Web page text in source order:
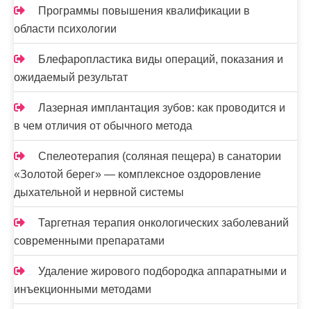
Программы повышения квалификации в
области психологии
Блефаропластика виды операций, показания и
ожидаемый результат
Лазерная имплантация зубов: как проводится и
в чем отличия от обычного метода
Спелеотерапия (соляная пещера) в санатории
«Золотой берег» — комплексное оздоровление
дыхательной и нервной системы
Таргетная терапия онкологических заболеваний
современными препаратами
Удаление жирового подбородка аппаратными и
инъекционными методами